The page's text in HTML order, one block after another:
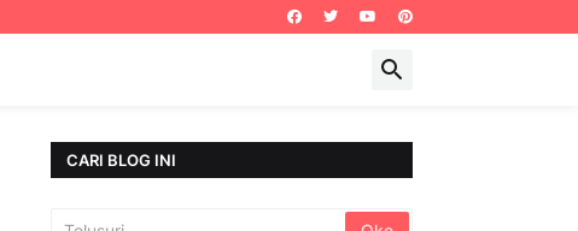
CARI BLOG INI